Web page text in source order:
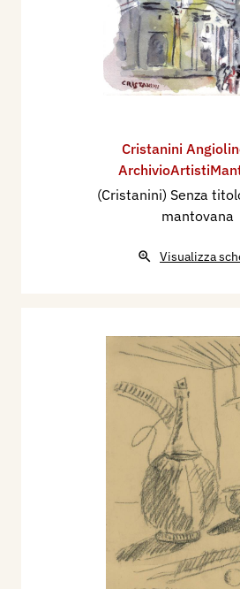
Cristanini
(Cristanini) Senza
mantovana
Visualizza